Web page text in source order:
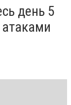
день 5
атаками